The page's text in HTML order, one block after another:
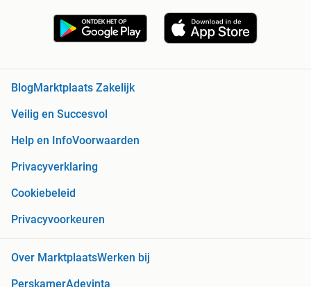
BlogMarktplaats Zakelijk
Veilig en Succesvol
Help en InfoVoorwaarden
Privacyverklaring
Cookiebeleid
Privacyvoorkeuren
Over MarktplaatsWerken bij
PerskamerAdevinta